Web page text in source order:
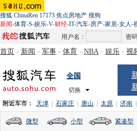
搜狐 ChinaRen 17173 焦点房地产 搜狗
新闻-体育-S-娱乐-V-财经-IT-汽车-房产-家居-女人-
用户名：
密
首页 - 新闻 - 军事 - 体育 - NBA - 娱乐 - 视
全国
切换
附近车市： 天津 石家庄 唐山 太原 济南
微型 小型 紧凑型